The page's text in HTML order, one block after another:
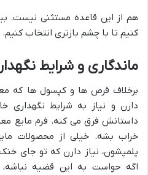
هم از این قاعده مستثنی نیست.
کنیم تا با چشم بازتری انتخاب کنیم.
ماندگاری و شرایط
برخلاف قرص ها و کپسول ها که
دارن و نیاز به شرایط نگهداری
داستانش فرق می کنه. فرم مایع
خراب بشه. خیلی از محصولات
پلمپشون، نیاز دارن که تو جای
اگه حواست به این قضیه